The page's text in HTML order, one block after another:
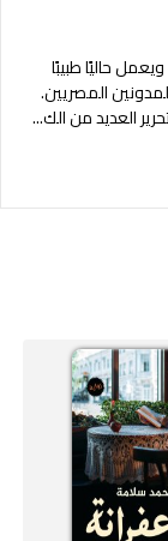
حاليًا طبيبًا
المصريين.
العديد من الك...